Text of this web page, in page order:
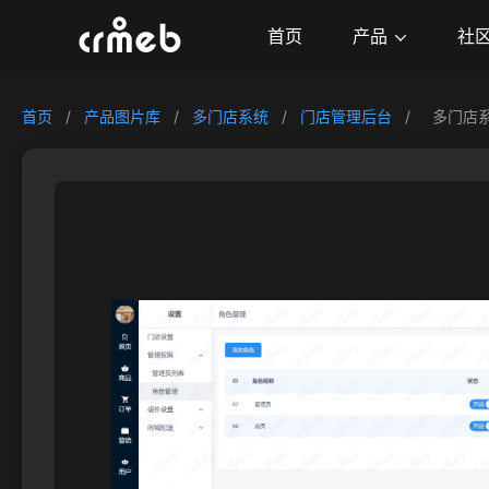
首页 产品 社
首页 / 产品图片库 / 多门店系统 / 门店管理后台 / 多门店